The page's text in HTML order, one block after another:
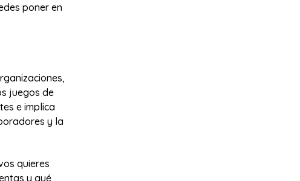
poner en
juegos de
e implica
y la
quieres
y qué